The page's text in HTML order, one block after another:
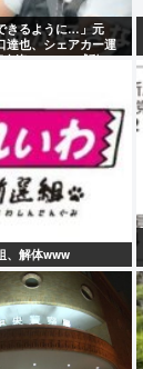
きるように…」元
達也、シェアカー運
姿にファン感動
、解体www